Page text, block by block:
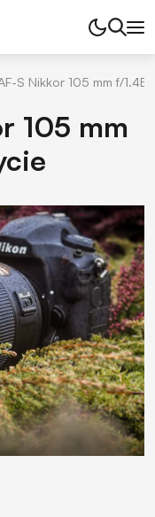
S Nikkor 105 mm f/
105 mm